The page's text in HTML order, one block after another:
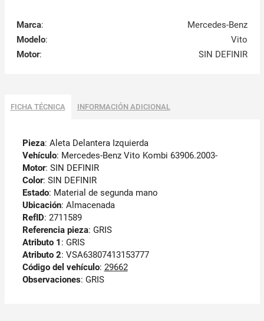
Marca:
Mercedes-Benz
Modelo:
Vito
Motor: SIN DEFINIR
FICHA TÉCNICA INFORMACIÓN ADICIONAL
Pieza: Aleta Delantera Izquierda
Vehículo: Mercedes-Benz Vito Kombi 63906.2003-
Motor: SIN DEFINIR
Color: SIN DEFINIR
Estado: Material de segunda mano
Ubicación: Almacenada
RefID: 2711589
Referencia pieza: GRIS
Atributo 1 : GRIS
Atributo 2: VSA63807413153777
Código del vehículo: 29662
Observaciones: GRIS